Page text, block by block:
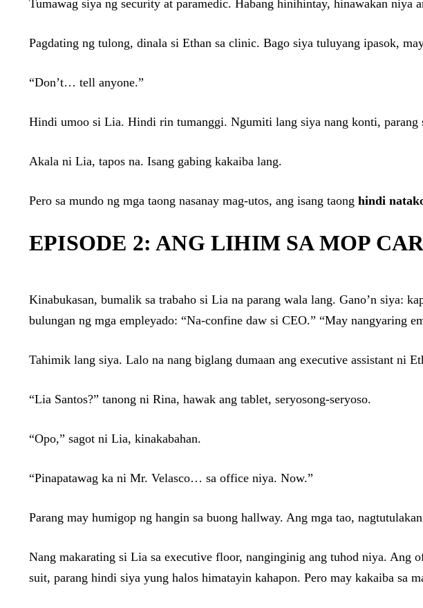
Tumawag siya ng security at paramedic. Habang hinihintay, hinawakan niya
Pagdating ng tulong, dinala si Ethan sa clinic. Bago siya tuluyang ipasok,
“Don’t… tell anyone.”
Hindi umoo si Lia. Hindi rin tumanggi. Ngumiti lang siya nang konti, parang
Akala ni Lia, tapos na. Isang gabing kakaiba lang.
Pero sa mundo ng mga taong nasanay mag-utos, ang isang taong hindi
EPISODE 2: ANG LIHIM SA MOP
Kinabukasan, bumalik sa trabaho si Lia na parang wala lang. Gano’n siya:
bulungan ng mga empleyado: “Na-confine daw si CEO.” “May nangyaring
Tahimik lang siya. Lalo na nang biglang dumaan ang executive assistant ni
“Lia Santos?” tanong ni Rina, hawak ang tablet, seryosong-seryoso.
“Opo,” sagot ni Lia, kinakabahan.
“Pinapatawag ka ni Mr. Velasco… sa office niya. Now.”
Parang may humigop ng hangin sa buong hallway. Ang mga tao,
Nang makarating si Lia sa executive floor, nanginginig ang tuhod niya. Ang
suit, parang hindi siya yung halos himatayin kahapon. Pero may kakaiba sa